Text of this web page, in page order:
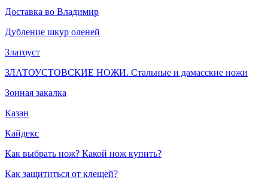
Доставка во Владимир
Дубление шкур оленей
Златоуст
ЗЛАТОУСТОВСКИЕ НОЖИ. Стальные и дамасские ножи
Зонная закалка
Казан
Кайдекс
Как выбрать нож? Какой нож купить?
Как защититься от клещей?